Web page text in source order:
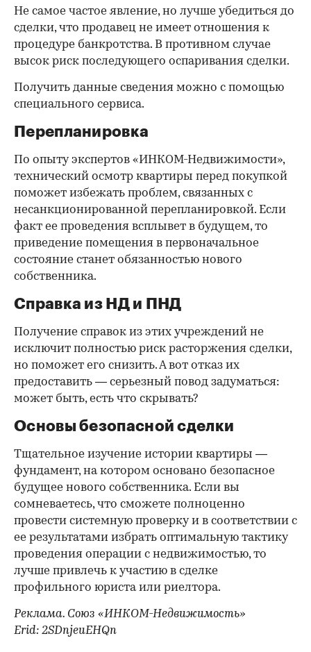
Не самое частое явление, но лучше убедиться до
сделки, что продавец не имеет отношения к
процедуре банкротства. В противном случае
высок риск последующего оспаривания сделки.
Получить данные сведения можно с помощью
специального сервиса.
Перепланировка
По опыту экспертов «ИНКОМ-Недвижимости»,
технический осмотр квартиры перед покупкой
поможет избежать проблем, связанных с
несанкционированной перепланировкой. Если
факт ее проведения всплывет в будущем, то
приведение помещения в первоначальное
состояние станет обязанностью нового
собственника.
Справка из НД и ПНД
Получение справок из этих учреждений не
исключит полностью риск расторжения сделки,
но поможет его снизить. А вот отказ их
предоставить — серьезный повод задуматься:
может быть, есть что скрывать?
Основы безопасной сделки
Тщательное изучение истории квартиры —
фундамент, на котором основано безопасное
будущее нового собственника. Если вы
сомневаетесь, что сможете полноценно
провести системную проверку и в соответствии с
ее результатами избрать оптимальную тактику
проведения операции с недвижимостью, то
лучше привлечь к участию в сделке
профильного юриста или риелтора.
Реклама. Союз «ИНКОМ-Недвижимость»
Erid: 2SDnjeuEHQn